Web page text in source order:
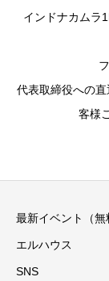
インドナカム
代表取締役への
客様
最新イベント（無
エルハウス
SNS